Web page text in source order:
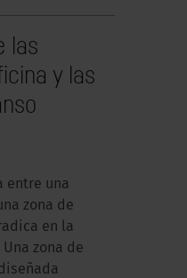
las
y las
entre una
zona de
en la
zona de